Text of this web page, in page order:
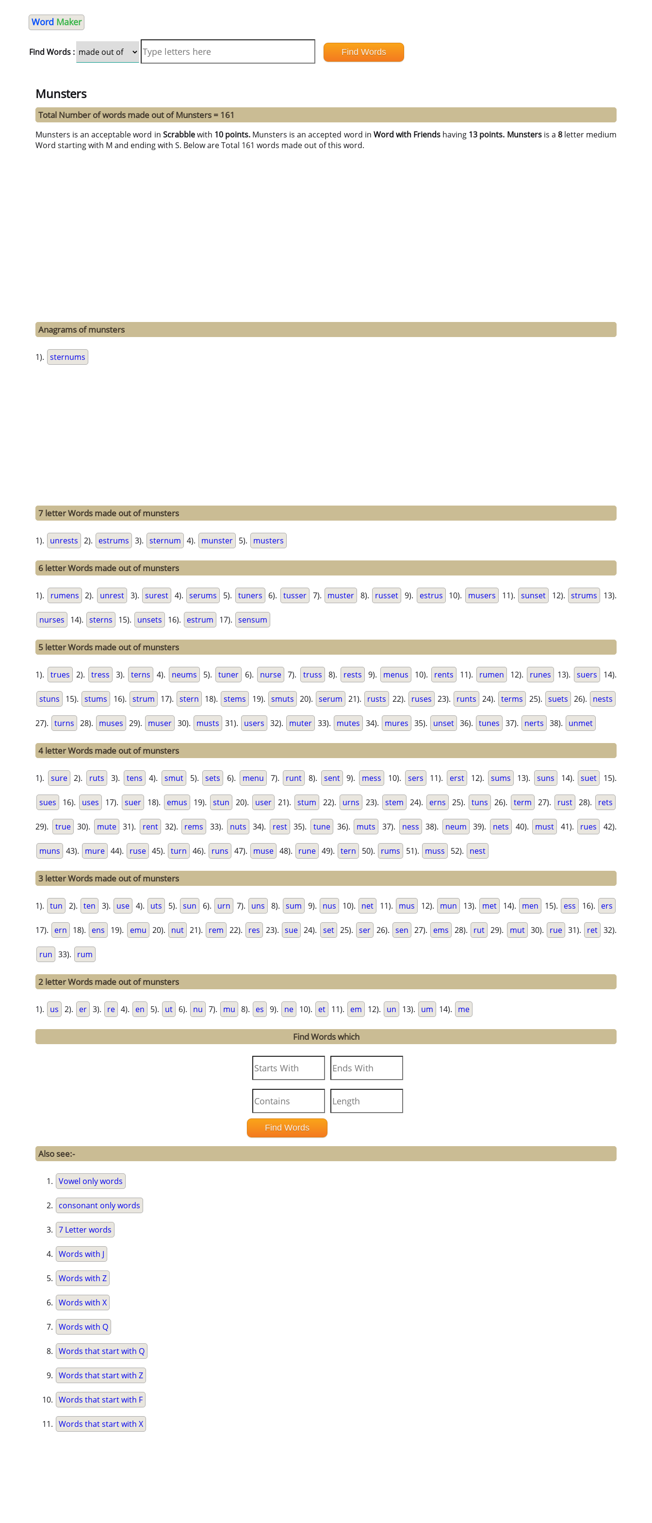
Word Maker
Find Words :
Munsters
Total Number of words made out of Munsters = 161
Munsters is an acceptable word in Scrabblewith 10 points. Munsters is an accepted word in Word with Friends having 13 points. Munstersis a 8letter medium
Word starting with M and ending with S. Below are Total 161 words made out of this word.
Anagrams of munsters
1). sternums
7 letter Words made out of munsters
1). unrests 2). estrums 3). sternum 4). munster 5). musters
6 letter Words made out of munsters
1). rumens 2). unrest 3). surest 4). serums 5). tuners 6). tusser 7). muster 8). russet 9). estrus 10). musers 11). sunset 12). strums 13).
nurses 14). sterns 15). unsets 16). estrum 17). sensum
5 letter Words made out of munsters
1). trues 2). tress 3). terns 4). neums 5). tuner 6). nurse 7). truss 8). rests 9). menus 10). rents 11). rumen 12). runes 13). suers 14).
stuns 15). stums 16). strum 17). stern 18). stems 19). smuts 20). serum 21). rusts 22). ruses 23). runts 24). terms 25). suets 26). nests
27). turns 28). muses 29). muser 30). musts 31). users 32). muter 33). mutes 34). mures 35). unset 36). tunes 37). nerts 38). unmet
4 letter Words made out of munsters
1). sure 2). ruts 3). tens 4). smut 5). sets 6). menu 7). runt 8). sent 9). mess 10). sers 11). erst 12). sums 13). suns 14). suet 15).
sues 16). uses 17). suer 18). emus 19). stun 20). user 21). stum 22). urns 23). stem 24). erns 25). tuns 26). term 27). rust 28). rets
29). true 30). mute 31). rent 32). rems 33). nuts 34). rest 35). tune 36). muts 37). ness 38). neum 39). nets 40). must 41). rues 42).
muns 43). mure 44). ruse 45). turn 46). runs 47). muse 48). rune 49). tern 50). rums 51). muss 52). nest
3 letter Words made out of munsters
1). tun 2). ten 3). use 4). uts 5). sun 6). urn 7). uns 8). sum 9). nus 10). net 11). mus 12). mun 13). met 14). men 15). ess 16). ers
17). ern 18). ens 19). emu 20). nut 21). rem 22). res 23). sue 24). set 25). ser 26). sen 27). ems 28). rut 29). mut 30). rue 31). ret 32).
run 33). rum
2 letter Words made out of munsters
1). us 2). er 3). re 4). en 5). ut 6). nu 7). mu 8). es 9). ne 10). et 11). em 12). un 13). um 14). me
Find Words which
Also see:-
Vowel only words
consonant only words
7 Letter words
Words with J
Words with Z
Words with X
Words with Q
Words that start with Q
Words that start with Z
Words that start with F
Words that start with X